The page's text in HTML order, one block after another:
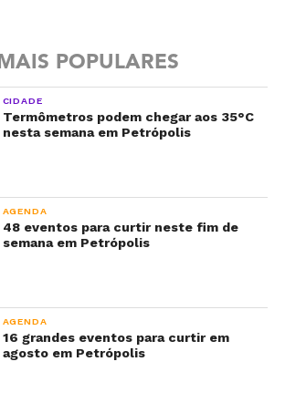
MAIS POPULARES
CIDADE
Termômetros podem chegar aos 35°C
nesta semana em Petrópolis
AGENDA
48 eventos para curtir neste fim de
semana em Petrópolis
AGENDA
16 grandes eventos para curtir em
agosto em Petrópolis